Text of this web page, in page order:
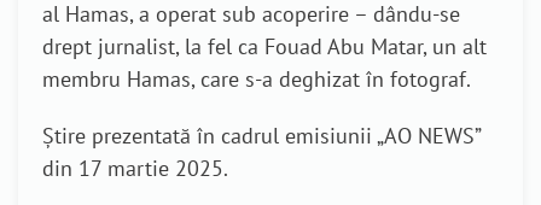
al Hamas, a operat sub acoperire – dându-se
drept jurnalist, la fel ca Fouad Abu Matar, un alt
membru Hamas, care s-a deghizat în fotograf.
Știre prezentată în cadrul emisiunii „AO NEWS”
din 17 martie 2025.